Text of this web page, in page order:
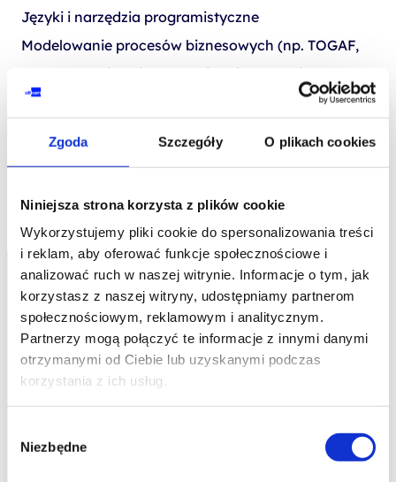
Zgoda Szczegóły O plikach cookies
Niniejsza strona korzysta z plików cookie
Wykorzystujemy pliki cookie do spersonalizowania treści
i reklam, aby oferować funkcje społecznościowe i
analizować ruch w naszej witrynie. Informacje o tym, jak
korzystasz z naszej witryny, udostępniamy partnerom
społecznościowym, reklamowym i analitycznym.
Partnerzy mogą połączyć te informacje z innymi danymi
otrzymanymi od Ciebie lub uzyskanymi podczas
korzystania z ich usług.
zgody
Niezbędne
Języki i narzędzia programistyczne
Modelowanie procesów biznesowych (np. TOGAF,
BPMN), Analiza biznesowa i projektowanie (np.
UML. BPMN), Programowanie (np. Java, Angular,
studia podyplomowe